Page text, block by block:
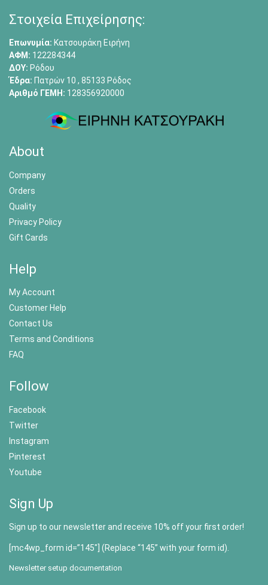
Στοιχεία Επιχείρησης:
Επωνυμία: Κατσουράκη Ειρήνη
ΑΦΜ: 122284344
ΔΟΥ: Ρόδου
Έδρα: Πατρών 10 , 85133 Ρόδος
Αριθμό ΓΕΜΗ: 128356920000
About
Company
Orders
Quality
Privacy Policy
Gift Cards
Help
My Account
Customer Help
Contact Us
Terms and Conditions
FAQ
Follow
Facebook
Twitter
Instagram
Pinterest
Youtube
Sign Up
Sign up to our newsletter and receive 10% off your first order!
[mc4wp_form id=”145″] (Replace “145” with your form id).
Newsletter setup documentation